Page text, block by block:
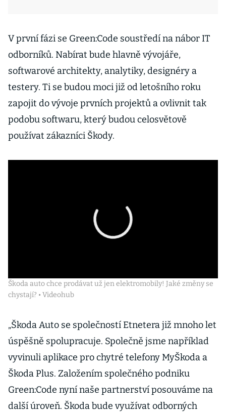
V první fázi se Green:Code soustředí na nábor IT
odborníků. Nabírat bude hlavně vývojáře,
softwarové architekty, analytiky, designéry a
testery. Ti se budou moci již od letošního roku
zapojit do vývoje prvních projektů a ovlivnit tak
podobu softwaru, který budou celosvětově
používat zákazníci Škody.
Škoda auto chce prodávat už jen elektromobily! Jaké změny se
chystají? • Videohub
„Škoda Auto se společností Etnetera již mnoho let
úspěšně spolupracuje. Společně jsme například
vyvinuli aplikace pro chytré telefony MyŠkoda a
Škoda Plus. Založením společného podniku
Green:Code nyní naše partnerství posouváme na
další úroveň. Škoda bude využívat odborných